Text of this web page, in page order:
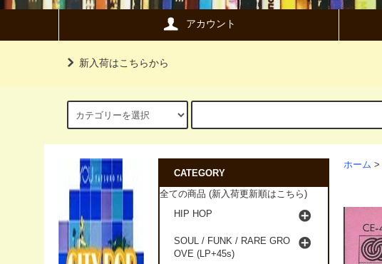
アカウント
新入荷はこちらから
ホーム >
CATEGORY
全ての商品 (新入荷更新順はこちら)
HIP HOP
SOUL / FUNK / RARE GRO
OVE (LP+45s)